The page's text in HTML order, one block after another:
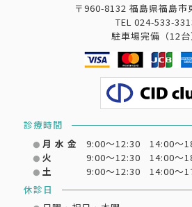
〒960-8132 福島県福島市
TEL 024-533-
駐車場完備（12台
診療時間
● 月 水 金 9:00～12:30 14:00～
● 火 9:00～12:30 14:00～
● 土 9:00～12:30
14:00～
休診日